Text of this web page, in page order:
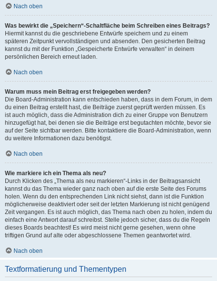
Nach oben
Was bewirkt die „Speichern“-Schaltfläche beim Schreiben eines Beitrags?
Hiermit kannst du die geschriebene Entwürfe speichern und zu einem
späteren Zeitpunkt vervollständigen und absenden. Den gesicherten Beitrag
kannst du mit der Funktion „Gespeicherte Entwürfe verwalten“ in deinem
persönlichen Bereich erneut laden.
Nach oben
Warum muss mein Beitrag erst freigegeben werden?
Die Board-Administration kann entschieden haben, dass in dem Forum, in dem
du einen Beitrag erstellt hast, die Beiträge zuerst geprüft werden müssen. Es
ist auch möglich, dass die Administration dich zu einer Gruppe von Benutzern
hinzugefügt hat, bei denen sie die Beiträge erst begutachten möchte, bevor sie
auf der Seite sichtbar werden. Bitte kontaktiere die Board-Administration, wenn
du weitere Informationen dazu benötigst.
Nach oben
Wie markiere ich ein Thema als neu?
Durch Klicken des „Thema als neu markieren“-Links in der Beitragsansicht
kannst du das Thema wieder ganz nach oben auf die erste Seite des Forums
holen. Wenn du den entsprechenden Link nicht siehst, dann ist die Funktion
möglicherweise deaktiviert oder seit der letzten Markierung ist nicht genügend
Zeit vergangen. Es ist auch möglich, das Thema nach oben zu holen, indem du
einfach eine Antwort darauf schreibst. Stelle jedoch sicher, dass du die Regeln
dieses Boards beachtest! Es wird meist nicht gerne gesehen, wenn ohne
triftigen Grund auf alte oder abgeschlossene Themen geantwortet wird.
Nach oben
Textformatierung und Thementypen